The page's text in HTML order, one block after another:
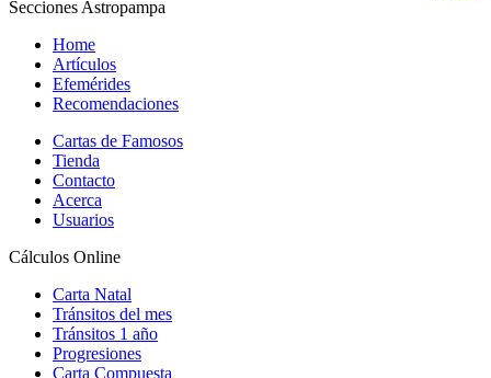
Secciones Astropampa
Home
Artículos
Efemérides
Recomendaciones
Cartas de Famosos
Tienda
Contacto
Acerca
Usuarios
Cálculos Online
Carta Natal
Tránsitos del mes
Tránsitos 1 año
Progresiones
Carta Compuesta